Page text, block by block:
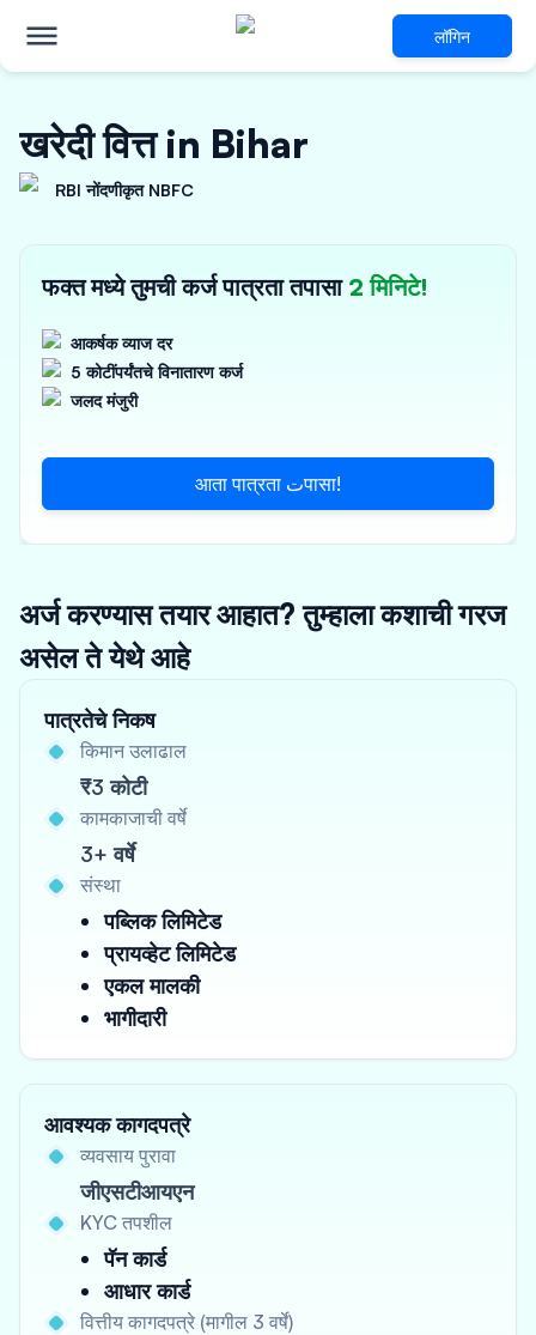
लॉगिन
खरेदी वित्त in Bihar
RBI नोंदणीकृत NBFC
फक्त मध्ये तुमची कर्ज पात्रता तपासा 2 मिनिटे!
आकर्षक व्याज दर
5 कोटींपर्यंतचे विनातारण कर्ज
जलद मंजुरी
आता पात्रता تपासा!
अर्ज करण्यास तयार आहात? तुम्हाला कशाची गरज
असेल ते येथे आहे
पात्रतेचे निकष
किमान उलाढाल
₹3 कोटी
कामकाजाची वर्षे
3+ वर्षे
संस्था
पब्लिक लिमिटेड
प्रायव्हेट लिमिटेड
एकल मालकी
भागीदारी
आवश्यक कागदपत्रे
व्यवसाय पुरावा
जीएसटीआयएन
KYC तपशील
पॅन कार्ड
आधार कार्ड
वित्तीय कागदपत्रे (मागील 3 वर्षे)